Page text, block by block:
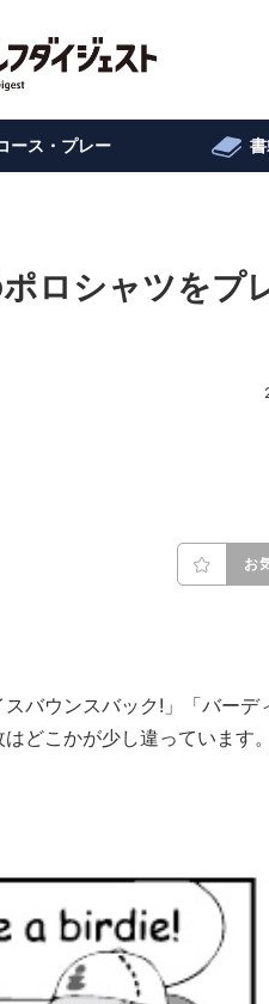
ース・プレー
ロシャツをプ
お
バウンスバック!」「バーデ
どこかが少し違っています